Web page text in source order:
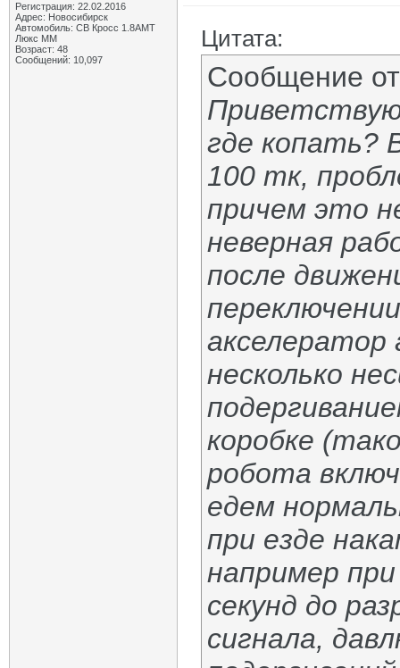
Регистрация: 22.02.2016
Адрес: Новосибирск
Автомобиль: СВ Кросс 1.8АМТ
Люкс ММ
Возраст: 48
Сообщений: 10,097
Цитата:
Сообщение
где копать?
100 тк,
причем это
неверная
после
несколько
коробке
робота
едем
при езде
например
секунд до
сигнала,